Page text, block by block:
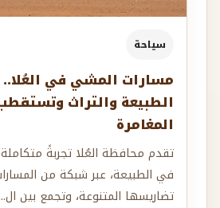
سياحة
مسارات المشي في العُلا..
الطبيعة والتراث
المغامرة
تقدم محافظة العُلا تجربةً
في الطبيعة، عبر شبكة من
تضاريسها المتنوعة، وتجمع بين